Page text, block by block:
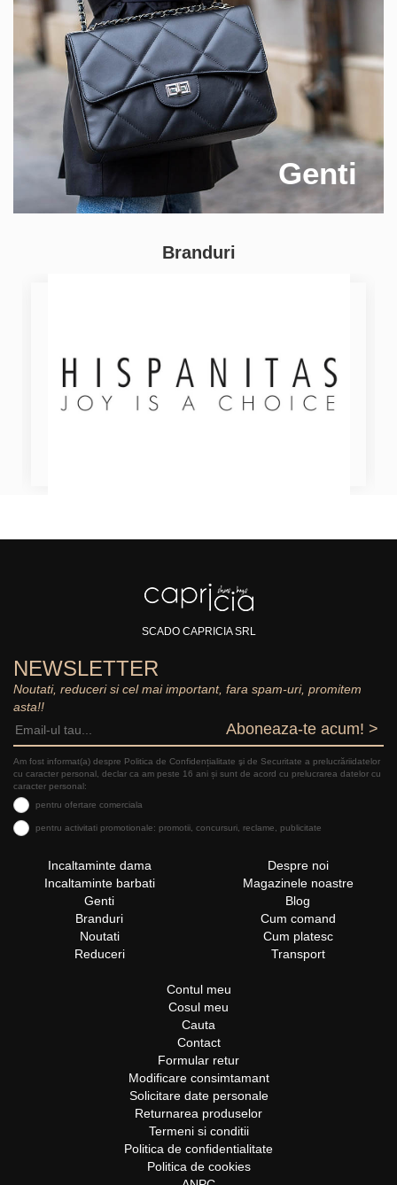
Genti
Branduri
SCADO CAPRICIA SRL
NEWSLETTER
Noutati, reduceri si cel mai important, fara spam-uri, promitem
asta!!
Aboneaza-te acum! >
Am fost informat(a) despre Politica de Confidențialitate şi de Securitate a prelucrăriidatelor
cu caracter personal, declar ca am peste 16 ani și sunt de acord cu prelucrarea datelor cu
caracter personal:
pentru ofertare comerciala
pentru activitati promotionale: promotii, concursuri, reclame, publicitate
Incaltaminte dama
Incaltaminte barbati
Genti
Branduri
Noutati
Reduceri
Despre noi
Magazinele noastre
Blog
Cum comand
Cum platesc
Transport
Contul meu
Cosul meu
Cauta
Contact
Formular retur
Modificare consimtamant
Solicitare date personale
Returnarea produselor
Termeni si conditii
Politica de confidentialitate
Politica de cookies